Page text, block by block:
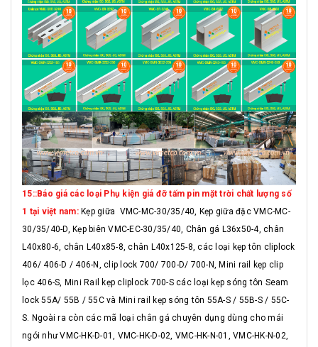
15::Báo giá các loại Phụ kiện giá đỡ tấm pin mặt trời chất lượng số
1 tại việt nam: Kẹp giữa VMC-MC-30/35/40, Kẹp giữa đặc VMC-MC-
30/35/40-D, Kẹp biên VMC-EC-30/35/40, Chân gá L36x50-4, chân
L40x80-6, chân L40x85-8, chân L40x125-8, các loại kẹp tôn cliplock
406/ 406-D / 406-N, clip lock 700/ 700-D/ 700-N, Mini rail kẹp clip
lọc 406-S, Mini Rail kẹp cliplock 700-S các loại kẹp sóng tôn Seam
lock 55A/ 55B / 55C và Mini rail kẹp sóng tôn 55A-S / 55B-S / 55C-
S. Ngoài ra còn các mã loại chân gá chuyên dụng dùng cho mái
ngói như VMC-HK-D-01, VMC-HK-D-02, VMC-HK-N-01, VMC-HK-N-02,